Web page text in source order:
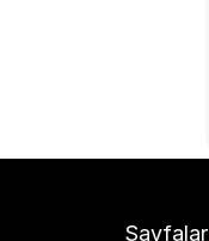
Sayfalar